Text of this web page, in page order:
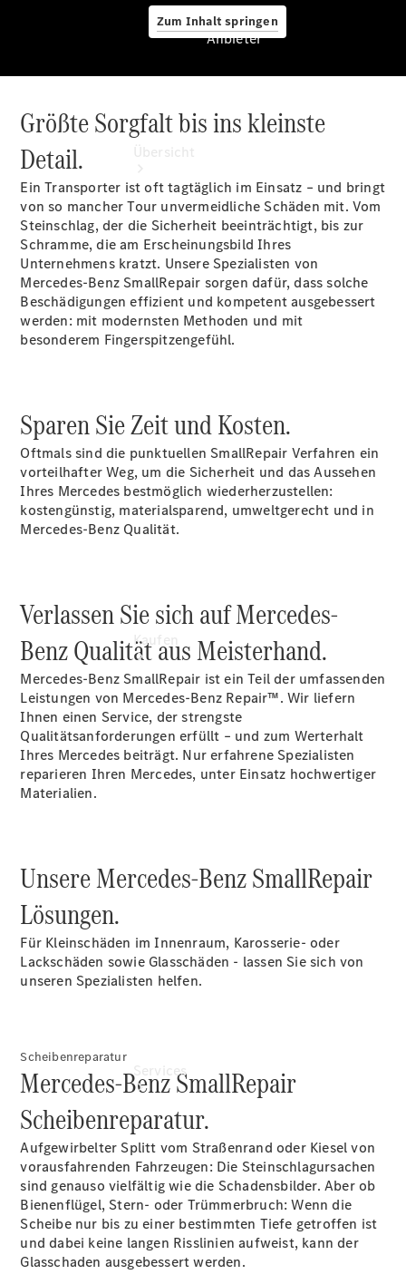
Zum Inhalt springen
Anbieter
Startseite
Ansprechpartner
finden
vereinbaren
Servicetermin
vereinbaren
Kaufen
Übersicht
Extras
Services
Übersicht
Finanzdienste
Reifen &
Kompletträder
Anbieter
Größte Sorgfalt bis ins kleinste
Detail.
Ein Transporter ist oft tagtäglich im Einsatz – und bringt
von so mancher Tour unvermeidliche Schäden mit. Vom
Steinschlag, der die Sicherheit beeinträchtigt, bis zur
Schramme, die am Erscheinungsbild Ihres
Unternehmens kratzt. Unsere Spezialisten von
Mercedes-Benz SmallRepair sorgen dafür, dass solche
Beschädigungen effizient und kompetent ausgebessert
werden: mit modernsten Methoden und mit
besonderem Fingerspitzengefühl.
Sparen Sie Zeit und Kosten.
Oftmals sind die punktuellen SmallRepair Verfahren ein
vorteilhafter Weg, um die Sicherheit und das Aussehen
Ihres Mercedes bestmöglich wiederherzustellen:
kostengünstig, materialsparend, umweltgerecht und in
Mercedes-Benz Qualität.
Verlassen Sie sich auf Mercedes-
Benz Qualität aus Meisterhand.
Mercedes-Benz SmallRepair ist ein Teil der umfassenden
Leistungen von Mercedes-Benz Repair™. Wir liefern
Ihnen einen Service, der strengste
Qualitätsanforderungen erfüllt – und zum Werterhalt
Ihres Mercedes beiträgt. Nur erfahrene Spezialisten
reparieren Ihren Mercedes, unter Einsatz hochwertiger
Materialien.
Unsere Mercedes-Benz SmallRepair
Lösungen.
Für Kleinschäden im Innenraum, Karosserie- oder
Lackschäden sowie Glasschäden - lassen Sie sich von
unseren Spezialisten helfen.
Scheibenreparatur
Mercedes-Benz SmallRepair
Scheibenreparatur.
Aufgewirbelter Splitt vom Straßenrand oder Kiesel von
vorausfahrenden Fahrzeugen: Die Steinschlagursachen
sind genauso vielfältig wie die Schadensbilder. Aber ob
Bienenflügel, Stern- oder Trümmerbruch: Wenn die
Scheibe nur bis zu einer bestimmten Tiefe getroffen ist
und dabei keine langen Risslinien aufweist, kann der
Glasschaden ausgebessert werden.